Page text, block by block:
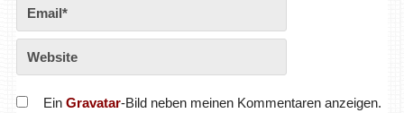
Ein Gravatar-Bild neben meinen Kommentaren anzeigen.